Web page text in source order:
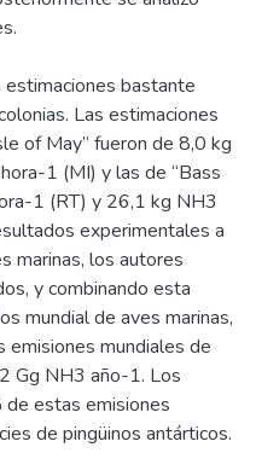
estimaciones bastante
Las estimaciones
of May” fueron de 8,0 kg
1 (MI) y las de “Bass
1 (RT) y 26,1 kg NH3
experimentales a
marinas, los autores
y combinando esta
mundial de aves marinas,
emisiones mundiales de
Gg NH3 año-1. Los
estas emisiones
de pingüinos antárticos.